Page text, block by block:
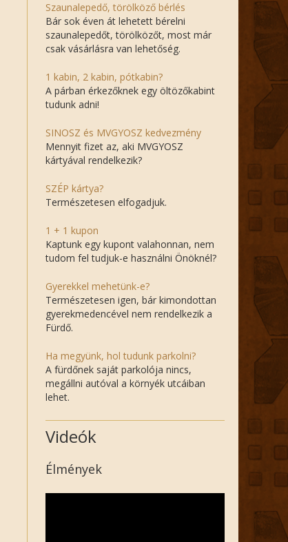
Szaunalepedő, törölköző bérlés
Bár sok éven át lehetett bérelni
szaunalepedőt, törölközőt, most már
csak vásárlásra van lehetőség.
1 kabin, 2 kabin, pótkabin?
A párban érkezőknek egy öltözőkabint
tudunk adni!
SINOSZ és MVGYOSZ kedvezmény
Mennyit fizet az, aki MVGYOSZ
kártyával rendelkezik?
SZÉP kártya?
Természetesen elfogadjuk.
1 + 1 kupon
Kaptunk egy kupont valahonnan, nem
tudom fel tudjuk-e használni Önöknél?
Gyerekkel mehetünk-e?
Természetesen igen, bár kimondottan
gyerekmedencével nem rendelkezik a
Fürdő.
Ha megyünk, hol tudunk parkolni?
A fürdőnek saját parkolója nincs,
megállni autóval a környék utcáiban
lehet.
Videók
Élmények